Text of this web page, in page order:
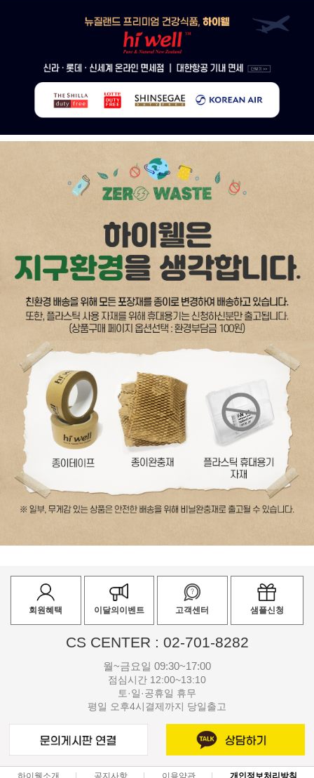
회원혜택 이달의이벤트 고객센터 샘플신청
CS CENTER : 02-701-8282
월~금요일 09:30~17:00
점심시간 12:00~13:10
토·일·공휴일 휴무
평일 오후4시결제까지 당일출고
하이웰소개 공지사항 이용약관 개인정보처리방침